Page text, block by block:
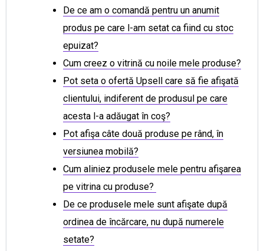
De ce am o comandă pentru un anumit
produs pe care l-am setat ca fiind cu stoc
epuizat?
Cum creez o vitrină cu noile mele produse?
Pot seta o ofertă Upsell care să fie afişată
clientului, indiferent de produsul pe care
acesta l-a adăugat în coş?
Pot afişa câte două produse pe rând, în
versiunea mobilă?
Cum aliniez produsele mele pentru afişarea
pe vitrina cu produse?
De ce produsele mele sunt afişate după
ordinea de încărcare, nu după numerele
setate?